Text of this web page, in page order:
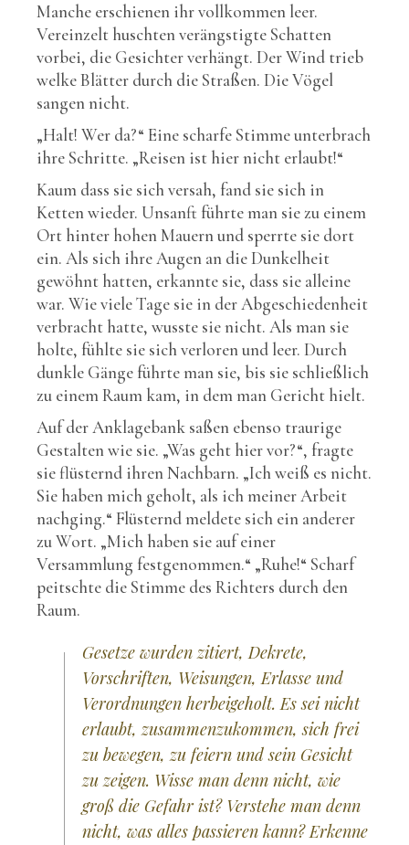
Manche erschienen ihr vollkommen leer.
Vereinzelt huschten verängstigte Schatten
vorbei, die Gesichter verhängt. Der Wind trieb
welke Blätter durch die Straßen. Die Vögel
sangen nicht.
„Halt! Wer da?“ Eine scharfe Stimme unterbrach
ihre Schritte. „Reisen ist hier nicht erlaubt!“
Kaum dass sie sich versah, fand sie sich in
Ketten wieder. Unsanft führte man sie zu einem
Ort hinter hohen Mauern und sperrte sie dort
ein. Als sich ihre Augen an die Dunkelheit
gewöhnt hatten, erkannte sie, dass sie alleine
war. Wie viele Tage sie in der Abgeschiedenheit
verbracht hatte, wusste sie nicht. Als man sie
holte, fühlte sie sich verloren und leer. Durch
dunkle Gänge führte man sie, bis sie schließlich
zu einem Raum kam, in dem man Gericht hielt.
Auf der Anklagebank saßen ebenso traurige
Gestalten wie sie. „Was geht hier vor?“, fragte
sie flüsternd ihren Nachbarn. „Ich weiß es nicht.
Sie haben mich geholt, als ich meiner Arbeit
nachging.“ Flüsternd meldete sich ein anderer
zu Wort. „Mich haben sie auf einer
Versammlung festgenommen.“ „Ruhe!“ Scharf
peitschte die Stimme des Richters durch den
Raum.
Gesetze wurden zitiert, Dekrete,
Vorschriften, Weisungen, Erlasse und
Verordnungen herbeigeholt. Es sei nicht
erlaubt, zusammenzukommen, sich frei
zu bewegen, zu feiern und sein Gesicht
zu zeigen. Wisse man denn nicht, wie
groß die Gefahr ist? Verstehe man denn
nicht, was alles passieren kann? Erkenne